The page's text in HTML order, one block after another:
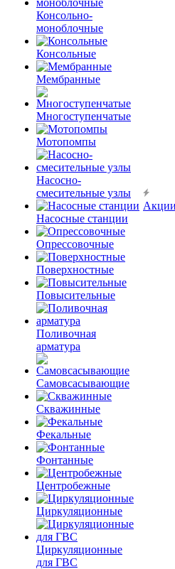
Консольно-
моноблочные
Консольные
Мембранные
Многоступенчатые
Мотопомпы
Насосно-
смесительные узлы
Насосные станции
Опрессовочные
Поверхностные
Повысительные
Поливочная
арматура
Самовсасывающие
Скважинные
Фекальные
Фонтанные
Центробежные
Циркуляционные
Циркуляционные
для ГВС
Акции